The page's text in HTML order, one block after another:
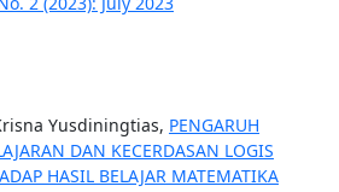
Yusdiningtias, PENGARUH
DAN KECERDASAN LOGIS
HASIL BELAJAR MATEMATIKA